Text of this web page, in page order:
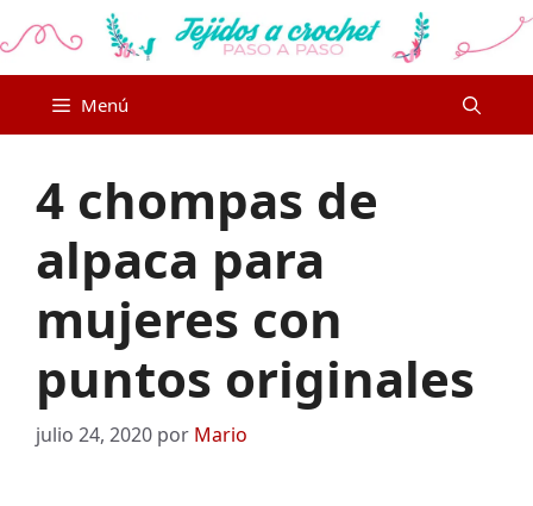
al
Menú
4 chompas de
alpaca para
mujeres con
puntos originales
julio 24, 2020 por Mario